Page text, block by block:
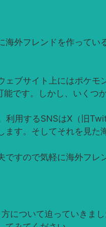
外フレンドを作って
ブサイト上にはポケ
です。しかし、いく
用するSNSはX（旧
す。そしてそれを見
すので気軽に海外フレ
について迫っていき